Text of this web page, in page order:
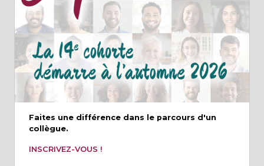
Faites une différence dans le parcours d'un
collègue.
INSCRIVEZ-VOUS !